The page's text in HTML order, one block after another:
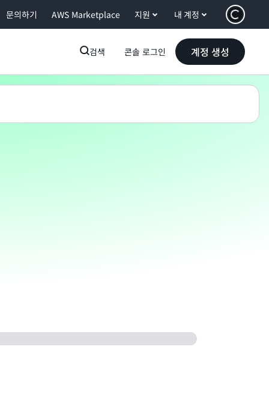
문의하기 AWS Marketplace 지원 내 계정
검색 콘솔 로그인 계정 생성